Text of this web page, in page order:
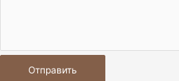
Отправить